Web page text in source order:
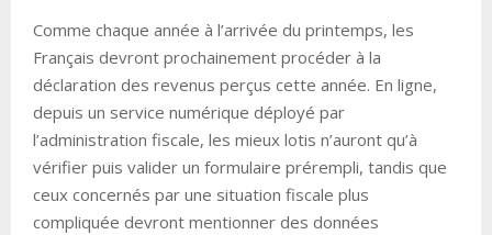
Comme chaque année à l’arrivée du printemps, les
Français devront prochainement procéder à la
déclaration des revenus perçus cette année. En ligne,
depuis un service numérique déployé par
l’administration fiscale, les mieux lotis n’auront qu’à
vérifier puis valider un formulaire prérempli, tandis que
ceux concernés par une situation fiscale plus
compliquée devront mentionner des données